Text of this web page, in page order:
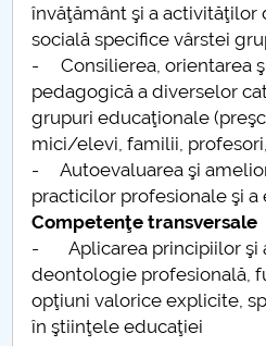
Pedagogia
Valcea)
Pedagogia
(Slatina)
învăţământ şi a
socială specifice vârstei
- Consilierea, orientarea
pedagogică a diverselor
grupuri educaţionale
mici/elevi, familii,
- Autoevaluarea şi
practicilor profesionale şi a
Competenţe transversale
- Aplicarea principiilor şi
deontologie profesională,
opţiuni valorice explicite,
în ştiinţele educaţiei